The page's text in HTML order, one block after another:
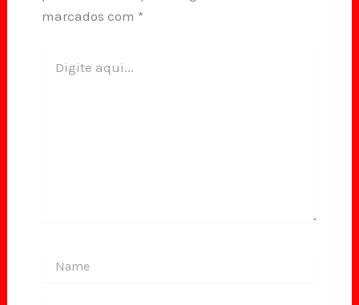
marcados com *
aqui...